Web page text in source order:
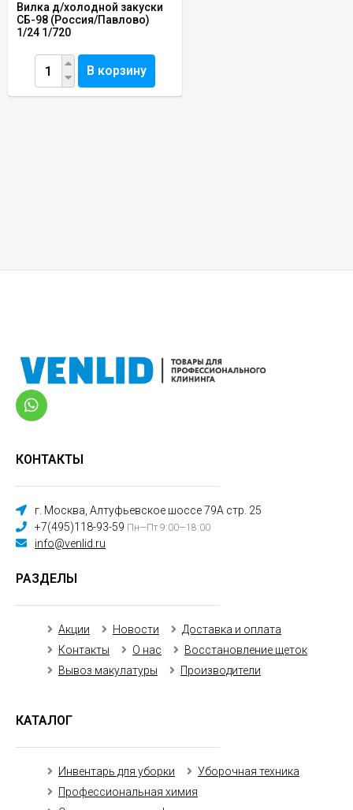
Вилка д/холодной закуски
СБ-98 (Россия/Павлово)
1/24 1/720
В корзину
КОНТАКТЫ
г. Москва, Алтуфьевское шоссе 79А стр. 25
+7(495)118-93-59 Пн—Пт 9:00—18:00
info@venlid.ru
РАЗДЕЛЫ
Акции Новости
Доставка и оплата
Контакты
О нас
Восстановление щеток
Вывоз макулатуры
Производители
КАТАЛОГ
Инвентарь для уборки
Уборочная техника
Профессиональная химия